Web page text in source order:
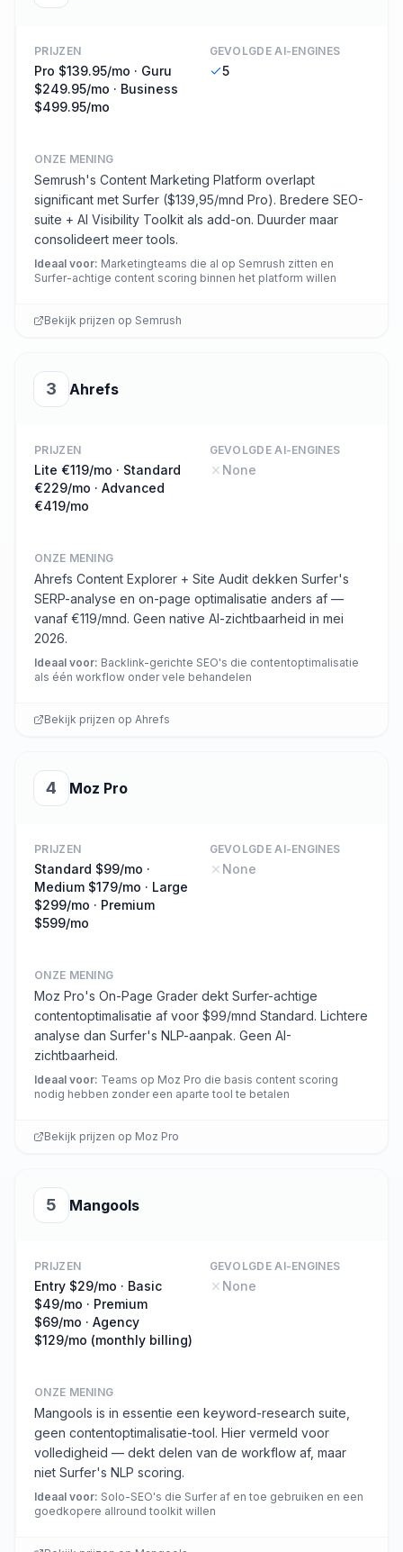
PRIJZEN
Pro $139.95/mo · Guru
$249.95/mo · Business
$499.95/mo
GEVOLGDE AI-ENGINES
5
ONZE MENING
Semrush's Content Marketing Platform overlapt
significant met Surfer ($139,95/mnd Pro). Bredere SEO-
suite + AI Visibility Toolkit als add-on. Duurder maar
consolideert meer tools.
Ideaal voor: Marketingteams die al op Semrush zitten en
Surfer-achtige content scoring binnen het platform willen
Bekijk prijzen op Semrush
3 Ahrefs
PRIJZEN
Lite €119/mo · Standard
€229/mo · Advanced
€419/mo
GEVOLGDE AI-ENGINES
None
ONZE MENING
Ahrefs Content Explorer + Site Audit dekken Surfer's
SERP-analyse en on-page optimalisatie anders af —
vanaf €119/mnd. Geen native AI-zichtbaarheid in mei
2026.
Ideaal voor: Backlink-gerichte SEO's die contentoptimalisatie
als één workflow onder vele behandelen
Bekijk prijzen op Ahrefs
4 Moz Pro
PRIJZEN
Standard $99/mo ·
Medium $179/mo · Large
$299/mo · Premium
$599/mo
GEVOLGDE AI-ENGINES
None
ONZE MENING
Moz Pro's On-Page Grader dekt Surfer-achtige
contentoptimalisatie af voor $99/mnd Standard. Lichtere
analyse dan Surfer's NLP-aanpak. Geen AI-
zichtbaarheid.
Ideaal voor: Teams op Moz Pro die basis content scoring
nodig hebben zonder een aparte tool te betalen
Bekijk prijzen op Moz Pro
5 Mangools
PRIJZEN
Entry $29/mo · Basic
$49/mo · Premium
$69/mo · Agency
$129/mo (monthly billing)
GEVOLGDE AI-ENGINES
None
ONZE MENING
Mangools is in essentie een keyword-research suite,
geen contentoptimalisatie-tool. Hier vermeld voor
volledigheid — dekt delen van de workflow af, maar
niet Surfer's NLP scoring.
Ideaal voor: Solo-SEO's die Surfer af en toe gebruiken en een
goedkopere allround toolkit willen